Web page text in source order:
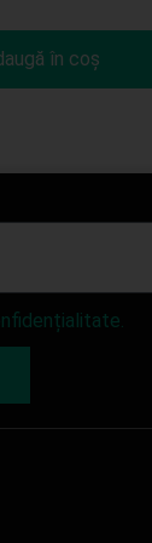
în coș